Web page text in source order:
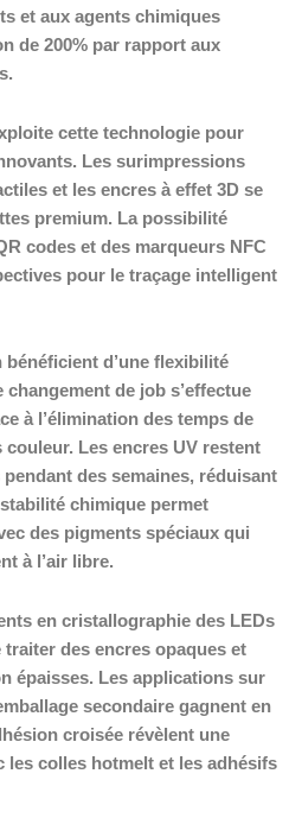
et aux agents chimiques
de 200% par rapport aux
cette technologie pour
Les surimpressions
et les encres à effet 3D se
premium. La possibilité
codes et des marqueurs NFC
pour le traçage intelligent
bénéficient d’une flexibilité
de job s’effectue
à l’élimination des temps de
couleur. Les encres UV restent
des semaines, réduisant
chimique permet
des pigments spéciaux qui
à l’air libre.
en cristallographie des LEDs
des encres opaques et
épaisses. Les applications sur
secondaire gagnent en
croisée révèlent une
les colles hotmelt et les adhésifs